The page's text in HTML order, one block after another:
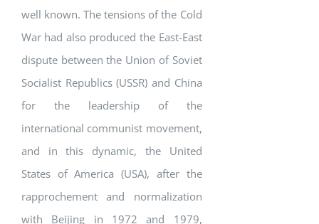
well known. The tensions of the Cold
War had also produced the East-East
dispute between the Union of Soviet
Socialist Republics (USSR) and China
for the leadership of the
international communist movement,
and in this dynamic, the United
States of America (USA), after the
rapprochement and normalization
with Beijing in 1972 and 1979,